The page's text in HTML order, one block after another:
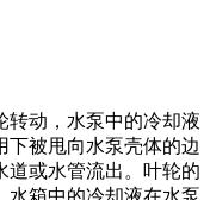
转动，水泵中的冷却液
下被甩向水泵壳体的边
道或水管流出。叶轮的
水箱中的冷却液在水泵